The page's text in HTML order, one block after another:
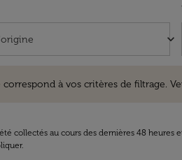
keyboard_arrow_down
à vos critères de filtrage.
collectés au cours des dernières 48